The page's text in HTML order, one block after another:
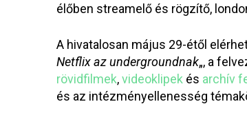
élőben streamelő és rögzítő,
A hivatalosan május 29-étől
Netflix az undergroundnak„, a
rövidfilmek,videoklipek és archív
és az intézményellenesség